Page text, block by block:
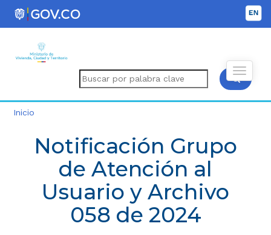
Inicio
Notificación Grupo
de Atención al
Usuario y Archivo
058 de 2024